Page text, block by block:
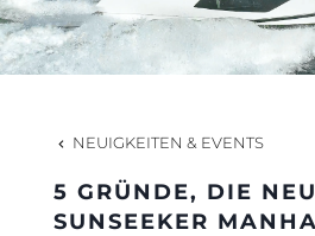
DIE
DAS
NEUIGKEITEN & EVENTS
5 GRÜNDE, DIE
SUNSEEKER